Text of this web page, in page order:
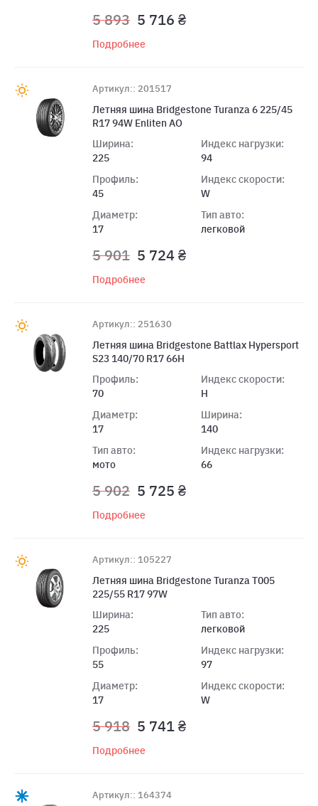
5 893 5 716 ₴
Подробнее
Артикул:: 201517
Летняя шина Bridgestone Turanza 6 225/45
R17 94W Enliten AO
Ширина:
225
Профиль:
45
Диаметр:
17
Индекс нагрузки:
94
Индекс скорости:
W
Тип авто:
легковой
5 901 5 724 ₴
Подробнее
Артикул:: 251630
Летняя шина Bridgestone Battlax Hypersport
S23 140/70 R17 66H
Профиль:
70
Диаметр:
17
Тип авто:
мото
Индекс скорости:
H
Ширина:
140
Индекс нагрузки:
66
5 902 5 725 ₴
Подробнее
Артикул:: 105227
Летняя шина Bridgestone Turanza T005
225/55 R17 97W
Ширина:
225
Профиль:
55
Диаметр:
17
Тип авто:
легковой
Индекс нагрузки:
97
Индекс скорости:
W
5 918 5 741 ₴
Подробнее
Артикул:: 164374